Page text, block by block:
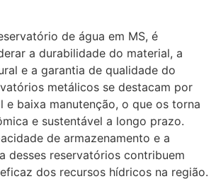
de água em MS, é
a durabilidade do material, a
e a garantia de qualidade do
metálicos se destacam por
e baixa manutenção, o que os torna
e sustentável a longo prazo.
de armazenamento e a
desses reservatórios contribuem
dos recursos hídricos na região.